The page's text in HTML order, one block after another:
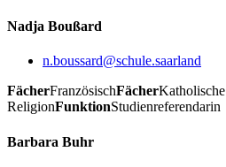
Nadja Boußard
n.boussard@schule.saarland
FächerFranzösischFächerKatholische
ReligionFunktionStudienreferendarin
Barbara Buhr